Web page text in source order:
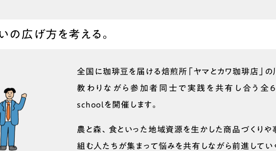
の広げ方を考える。
全国に珈琲豆を届ける焙煎所「ヤマとカワ珈琲店」の
教わりながら参加者同士で実践を共有し合う全
schoolを開催します。
農と森、食といった地域資源を生かした商品づくりや
組む人たちが集まって悩みを共有しながら前進してい